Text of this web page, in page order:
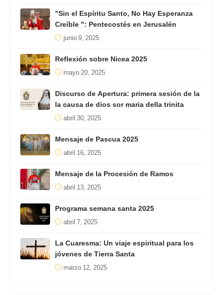
"Sin el Espíritu Santo, No Hay Esperanza
Creíble ": Pentecostés en Jerusalén
junio 9, 2025
Reflexión sobre Nicea 2025
mayo 20, 2025
Discurso de Apertura: primera sesión de la
la causa de dios sor maria della trinita
abril 30, 2025
Mensaje de Pascua 2025
abril 16, 2025
Mensaje de la Procesión de Ramos
abril 13, 2025
Programa semana santa 2025
abril 7, 2025
La Cuaresma: Un viaje espiritual para los
jóvenes de Tierra Santa
marzo 12, 2025